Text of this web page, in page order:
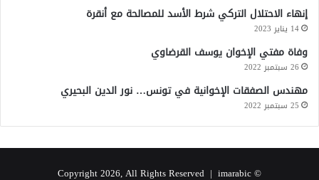
إنهاء الاحتلال التركي شرط الأسد للمصالحة مع أنقرة
14 يناير 2023
وفاة مفتي الإخوان يوسف القرضاوي
26 سبتمبر 2022
مهندس الصفقات الإخوانية في تونس… نور الدين البحيري
25 سبتمبر 2022
© Copyright 2026, All Rights Reserved |
imarabic